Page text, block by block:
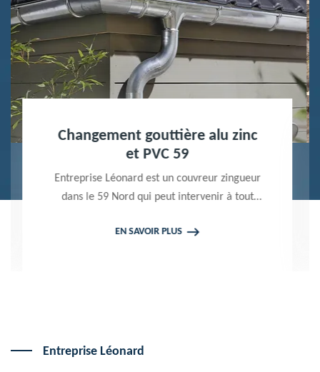
Nettoyage terrasse et pavé 59
Peintre professionnel dans le 59 Nord,
Entreprise Léonard utilise des produits de
pavé. Propose un devis gratuit qui ne vous
EN SAVOIR PLUS
Entreprise Léonard